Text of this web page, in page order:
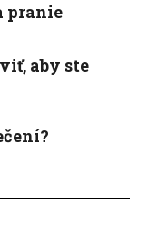
pranie
aby ste